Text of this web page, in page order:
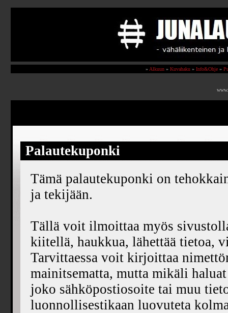
» Alkuun» Kuvahaku» Info&Ohje»
Palautekuponki
Tämä palautekuponki on
ja tekijään.
Tällä voit ilmoittaa myös
kiitellä, haukkua, lähettää tietoa,
Tarvittaessa voit kirjoittaa
mainitsematta, mutta mikäli
joko sähköpostiosoite tai muu
luonnollisestikaan luovuteta